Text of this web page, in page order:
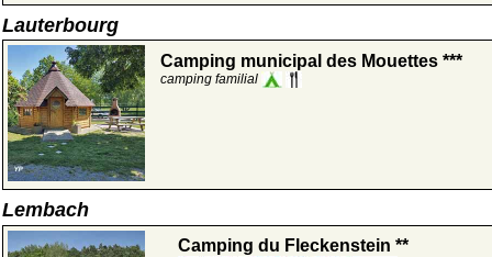
Lauterbourg
Camping municipal des Mouettes ***
camping familial
Lembach
Camping du Fleckenstein **